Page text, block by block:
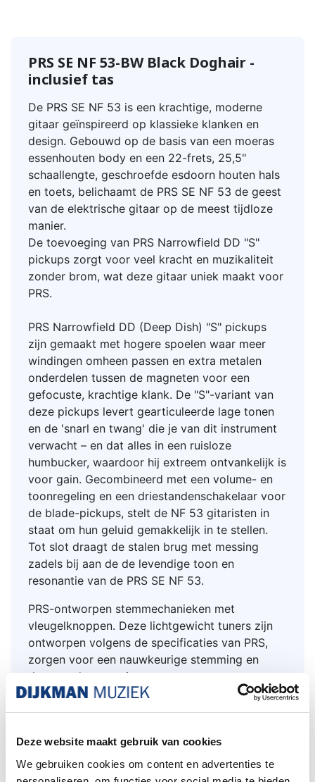
Deze website maakt gebruik van cookies
We gebruiken cookies om content en advertenties te
PRS SE NF 53-BW Black Doghair -
inclusief tas
De PRS SE NF 53 is een krachtige, moderne
gitaar geïnspireerd op klassieke klanken en
design. Gebouwd op de basis van een moeras
essenhouten body en een 22-frets, 25,5"
schaallengte, geschroefde esdoorn houten hals
en toets, belichaamt de PRS SE NF 53 de geest
van de elektrische gitaar op de meest tijdloze
manier.
De toevoeging van PRS Narrowfield DD "S"
pickups zorgt voor veel kracht en muzikaliteit
zonder brom, wat deze gitaar uniek maakt voor
PRS.
PRS Narrowfield DD (Deep Dish) "S" pickups
zijn gemaakt met hogere spoelen waar meer
windingen omheen passen en extra metalen
onderdelen tussen de magneten voor een
gefocuste, krachtige klank. De "S"-variant van
deze pickups levert gearticuleerde lage tonen
en de 'snarl en twang' die je van dit instrument
verwacht – en dat alles in een ruisloze
humbucker, waardoor hij extreem ontvankelijk is
voor gain. Gecombineerd met een volume- en
toonregeling en een driestandenschakelaar voor
de blade-pickups, stelt de NF 53 gitaristen in
staat om hun geluid gemakkelijk in te stellen.
Tot slot draagt de stalen brug met messing
zadels bij aan de de levendige toon en
resonantie van de PRS SE NF 53.
PRS-ontworpen stemmechanieken met
vleugelknoppen. Deze lichtgewicht tuners zijn
ontworpen volgens de specificaties van PRS,
zorgen voor een nauwkeurige stemming en
dempen de toon niet.
"Deep Dish"-pickups die volle,
gearticuleerde bassen en muzikale hoge
Body: Hout: Swamp Ash